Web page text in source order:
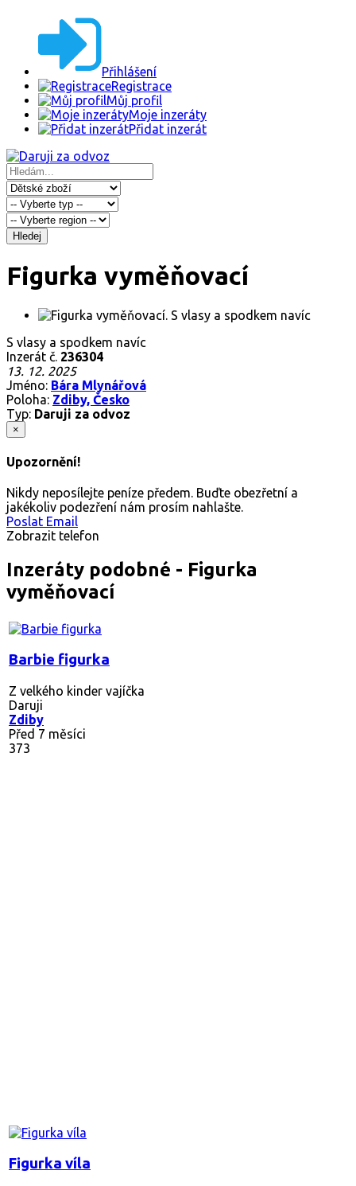
Přihlášení
Registrace
Můj profil
Moje inzeráty
Přidat inzerát
Hledej
Figurka vyměňovací
S vlasy a spodkem navíc
Inzerát č. 236304
13. 12. 2025
Jméno: Bára Mlynářová
Poloha: Zdiby, Česko
Typ: Daruji za odvoz
×
Upozornění!
Nikdy neposílejte peníze předem. Buďte obezřetní a
jakékoliv podezření nám prosím nahlašte.
Poslat Email
Zobrazit telefon
Inzeráty podobné - Figurka
vyměňovací
Barbie figurka
Z velkého kinder vajíčka
Daruji
Zdiby
Před 7 měsíci
373
Figurka víla